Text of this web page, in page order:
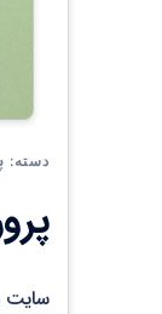
دسته: